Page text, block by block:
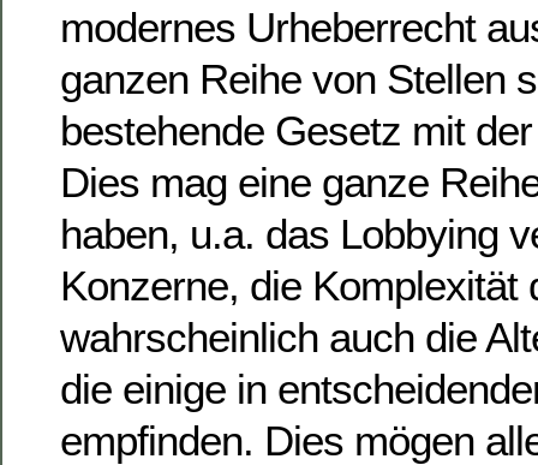
modernes Urheberrecht
ganzen Reihe von Stellen
bestehende Gesetz mit
Dies mag eine ganze
haben, u.a. das Lobbying
Konzerne, die Komplexität
wahrscheinlich auch die
die einige in
empfinden. Dies mögen